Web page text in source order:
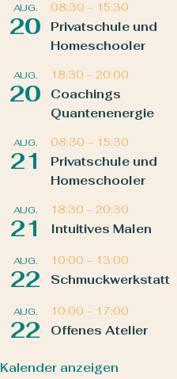
AUG.
20
08:30 – 15:30
Privatschule und
Homeschooler
AUG.
20
18:30 – 20:00
Coachings
Quantenenergie
AUG.
21
08:30 – 15:30
Privatschule und
Homeschooler
AUG.
21
18:30 – 20:30
Intuitives Malen
AUG.
22
10:00 – 13:00
Schmuckwerkstatt
AUG.
22
10:00 – 17:00
Offenes Atelier
Kalender anzeigen